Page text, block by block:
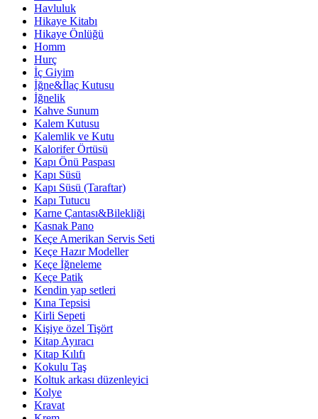
Havluluk
Hikaye Kitabı
Hikaye Önlüğü
Homm
Hurç
İç Giyim
İğne&İlaç Kutusu
İğnelik
Kahve Sunum
Kalem Kutusu
Kalemlik ve Kutu
Kalorifer Örtüsü
Kapı Önü Paspası
Kapı Süsü
Kapı Süsü (Taraftar)
Kapı Tutucu
Karne Çantası&Bilekliği
Kasnak Pano
Keçe Amerikan Servis Seti
Keçe Hazır Modeller
Keçe İğneleme
Keçe Patik
Kendin yap setleri
Kına Tepsisi
Kirli Sepeti
Kişiye özel Tişört
Kitap Ayıracı
Kitap Kılıfı
Kokulu Taş
Koltuk arkası düzenleyici
Kolye
Kravat